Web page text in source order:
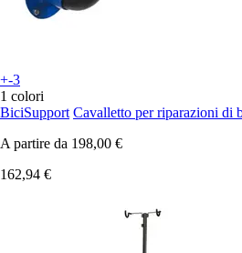
+-3
1 colori
BiciSupport Cavalletto per riparazioni di
A partire da 198,00 €
162,94 €